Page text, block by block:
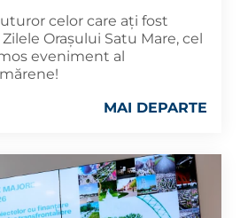
celor care ați fost
Orașului Satu Mare, cel
eveniment al
MAI DEPARTE